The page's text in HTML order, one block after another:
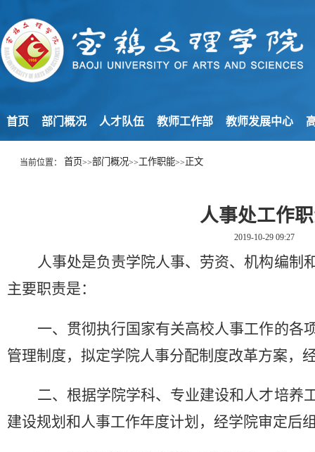
首页 部门概况 人才队伍 教师工作部 教师发展中心
当前位置： 首页>>部门概况>>工作职能>> 正文
人事处工作
2019-10-29 09:27
人事处是负责学院人事、劳资、机构编制
主要职责是：
一、贯彻执行国家有关高校人事工作的各
管理制度，拟定学院人事分配制度改革方案，
二、根据学院学科、专业建设和人才培养
建设规划和人事工作年度计划，经学院审定后